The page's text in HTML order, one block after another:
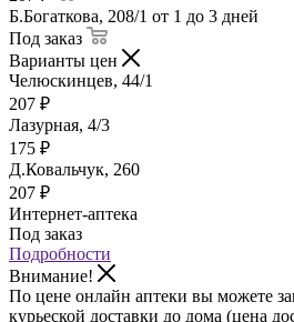
Б.Богаткова, 208/1 от 1 до 3 дней
Под заказ
Варианты цен
Челюскинцев, 44/1
207 ₽
Лазурная, 4/3
175 ₽
Д.Ковальчук, 260
207 ₽
Интернет-аптека
Под заказ
Подробности
Внимание!
По цене онлайн аптеки вы можете
курьеской доставки до дома (цена